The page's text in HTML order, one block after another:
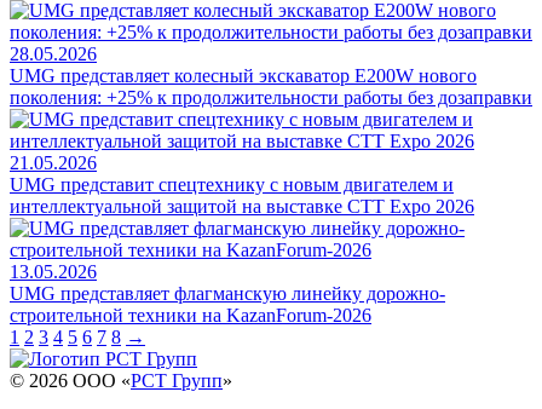
28.05.2026
UMG представляет колесный экскаватор E200W нового
поколения: +25% к продолжительности работы без дозаправки
21.05.2026
UMG представит спецтехнику с новым двигателем и
интеллектуальной защитой на выставке CTT Expo 2026
13.05.2026
UMG представляет флагманскую линейку дорожно-
строительной техники на KazanForum-2026
1 2 3 4 5 6 7 8 →
© 2026 OOO «РСТ Групп»